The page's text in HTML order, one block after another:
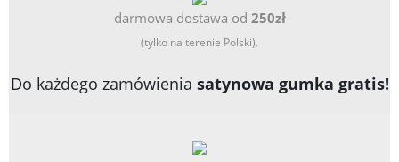
darmowa dostawa od 250zł
(tylko na terenie Polski).
Do każdego zamówienia satynowa gumka gratis!